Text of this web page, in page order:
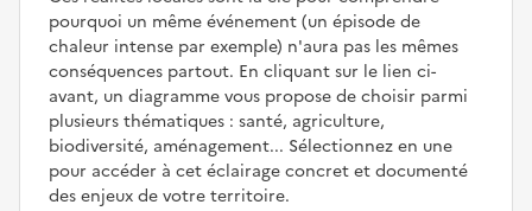
pourquoi un même événement (un épisode de
chaleur intense par exemple) n'aura pas les mêmes
conséquences partout. En cliquant sur le lien ci-
avant, un diagramme vous propose de choisir parmi
plusieurs thématiques : santé, agriculture,
biodiversité, aménagement... Sélectionnez en une
pour accéder à cet éclairage concret et documenté
des enjeux de votre territoire.